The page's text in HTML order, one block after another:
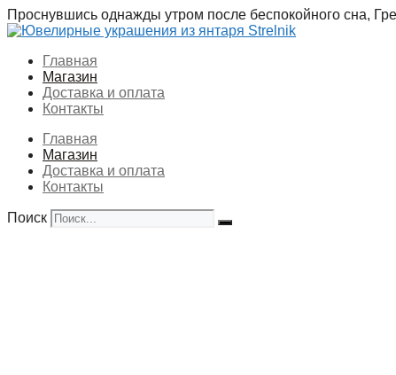
Перейти
к
Проснувшись однажды утром после беспокойного сна,
Главная
Магазин
Доставка и оплата
Контакты
Главная
Магазин
Доставка и оплата
Контакты
Поиск